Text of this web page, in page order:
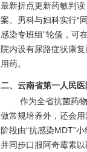
最新折点更新药敏判
案。男科与妇科实行“
感染专班组”轮值，可
院内设有尿路症状康
用药。
二、云南省第一人民
作为全省抗菌药
做常规培养外，还会
阶段由“抗感染MDT”
并同步口服阿奇霉素